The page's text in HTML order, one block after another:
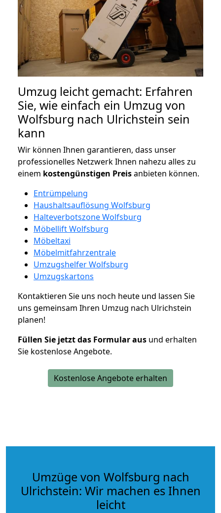
Umzug leicht gemacht: Erfahren
Sie, wie einfach ein Umzug von
Wolfsburg nach Ulrichstein sein
kann
Wir können Ihnen garantieren, dass unser
professionelles Netzwerk Ihnen nahezu alles zu
einem kostengünstigen Preisanbieten können.
Entrümpelung
Haushaltsauflösung Wolfsburg
Halteverbotszone Wolfsburg
Möbellift Wolfsburg
Möbeltaxi
Möbelmitfahrzentrale
Umzugshelfer Wolfsburg
Umzugskartons
Kontaktieren Sie uns noch heute und lassen Sie
uns gemeinsam Ihren Umzug nach Ulrichstein
planen!
Füllen Sie jetzt das Formular aus und erhalten
Sie kostenlose Angebote.
Kostenlose Angebote erhalten
Umzüge von Wolfsburg nach
Ulrichstein: Wir machen es Ihnen
leicht